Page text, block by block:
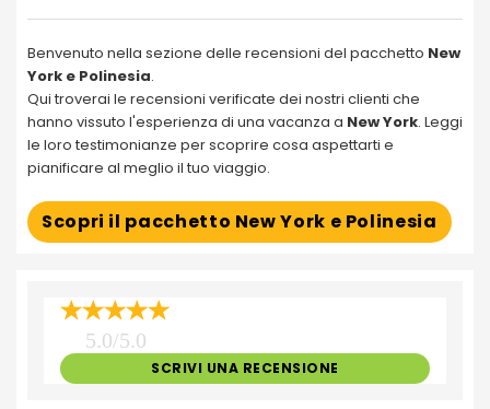
Benvenuto nella sezione delle recensioni del pacchetto New
York e Polinesia.
Qui troverai le recensioni verificate dei nostri clienti che
hanno vissuto l'esperienza di una vacanza a New York. Leggi
le loro testimonianze per scoprire cosa aspettarti e
pianificare al meglio il tuo viaggio.
Scopri il pacchetto New York e Polinesia
5.0/5.0
SCRIVI UNA RECENSIONE